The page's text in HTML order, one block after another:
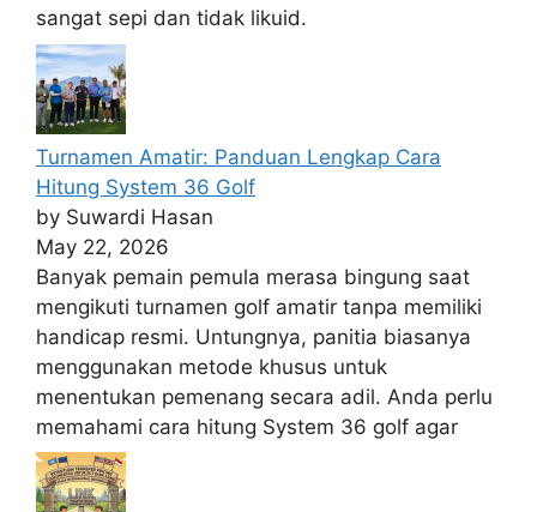
sangat sepi dan tidak likuid.
Turnamen Amatir: Panduan Lengkap Cara
Hitung System 36 Golf
by Suwardi Hasan
May 22, 2026
Banyak pemain pemula merasa bingung saat
mengikuti turnamen golf amatir tanpa memiliki
handicap resmi. Untungnya, panitia biasanya
menggunakan metode khusus untuk
menentukan pemenang secara adil. Anda perlu
memahami cara hitung System 36 golf agar